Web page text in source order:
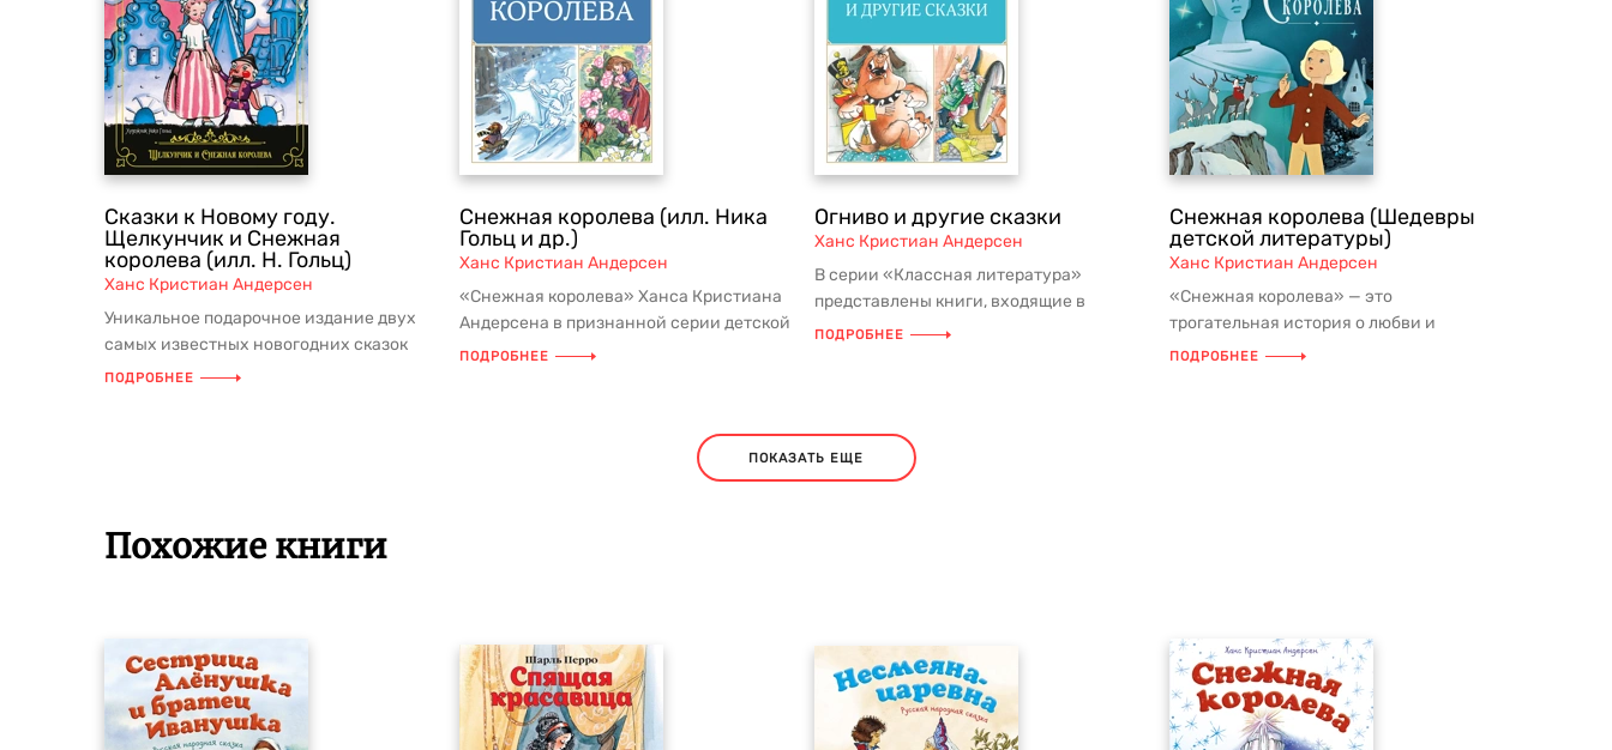
Сказки к Новому году.
Щелкунчик и Снежная
королева (илл. Н. Гольц)
Ханс Кристиан Андерсен
Уникальное подарочное издание двух
самых известных новогодних сказок
«Снежная королева» и «Щелкунчик...
ПОДРОБНЕЕ
Снежная королева (илл. Ника
Гольц и др.)
Ханс Кристиан Андерсен
«Снежная королева» Ханса Кристиана
Андерсена в признанной серии детской
классики из школьной програм...
ПОДРОБНЕЕ
Огниво и другие сказки
Ханс Кристиан Андерсен
В серии «Классная литература»
представлены книги, входящие в
школьную программу и
ПОДРОБНЕЕ
Снежная королева (Шедевры
детской литературы)
Ханс Кристиан Андерсен
«Снежная королева» — это
трогательная история о любви и
дружбе, которая учит нас верить в
ПОДРОБНЕЕ
ПОКАЗАТЬ ЕЩЕ
Похожие книги